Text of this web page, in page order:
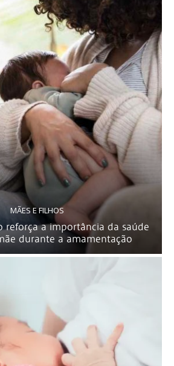
MÃES E FILHOS
reforça a importância da saúde
durante a amamentação